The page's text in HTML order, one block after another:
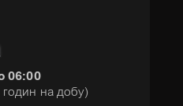
06:00
на добу)